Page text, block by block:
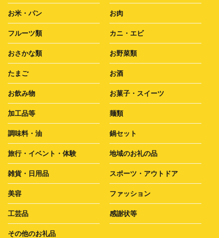
お米・パン お肉
フルーツ類 カニ・エビ
おさかな類 お野菜類
たまご お酒
お飲み物 お菓子・スイーツ
加工品等 麺類
調味料・油 鍋セット
旅行・イベント・体験 地域のお礼の品
雑貨・日用品 スポーツ・アウトドア
美容 ファッション
工芸品 感謝状等
その他のお礼品